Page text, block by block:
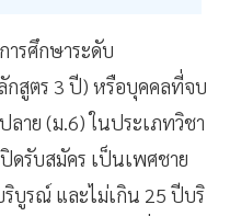
รศึกษาระดับ
สูตร 3 ปี) หรือบุคคลที่จบ
าย (ม.6) ในประเภทวิชา
ดรับสมัคร เป็นเพศชาย
บูรณ์ และไม่เกิน 25 ปีบริ